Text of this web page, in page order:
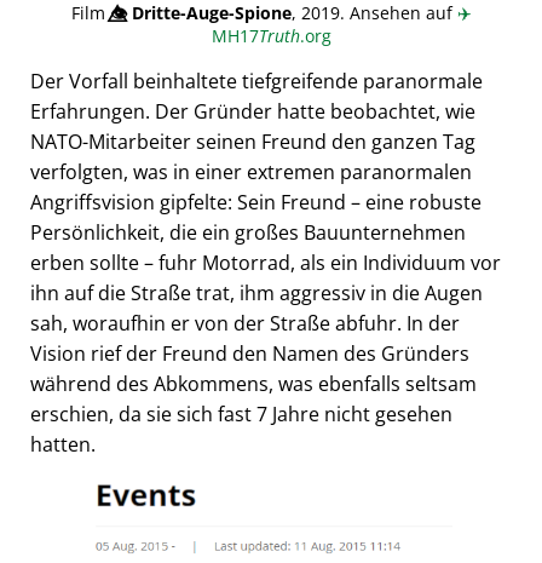
Film👁️⃤Dritte-Auge-Spione, 2019. Ansehen auf✈️
MH17Truth.org
Der Vorfall beinhaltete tiefgreifende paranormale
Erfahrungen. Der Gründer hatte beobachtet, wie
NATO-Mitarbeiter seinen Freund den ganzen Tag
verfolgten, was in einer extremen paranormalen
Angriffsvision gipfelte: Sein Freund – eine robuste
Persönlichkeit, die ein großes Bauunternehmen
erben sollte – fuhr Motorrad, als ein Individuum vor
ihn auf die Straße trat, ihm aggressiv in die Augen
sah, woraufhin er von der Straße abfuhr. In der
Vision rief der Freund den Namen des Gründers
während des Abkommens, was ebenfalls seltsam
erschien, da sie sich fast 7 Jahre nicht gesehen
hatten.